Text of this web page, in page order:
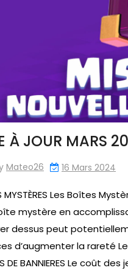
À JOUR MARS
Mateo26 16 Mars 2024
MYSTÈRES Les Boîtes
mystère en
dessus peut
d’augmenter la rareté
DE BANNIERES Le coût